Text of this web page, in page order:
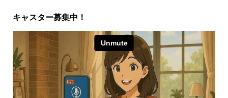
キャスター募集中！